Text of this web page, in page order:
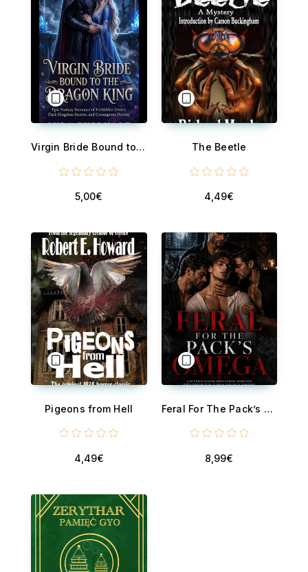
Virgin Bride Bound to the Dragon King - Epic Fantasy Romance of Forbidden Desire, Dark Kingdom Secrets, and Courageous Destiny
5,00€
The Beetle
4,49€
Pigeons from Hell
4,49€
Feral For The Pack’s Omega - A Reverse Harem Omegaverse Romance With Protective Al-phas And Pack Bonding
8,99€